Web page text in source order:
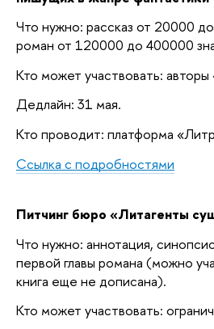
Что нужно: рассказ от 20000
роман от 120000 до 400000
Кто может участвовать:
Дедлайн: 31 мая.
Кто проводит: платформа
Ссылка с подробностями
Питчинг бюро «Литагенты
Что нужно: аннотация,
первой главы романа (можно
книга еще не дописана).
Кто может участвовать: